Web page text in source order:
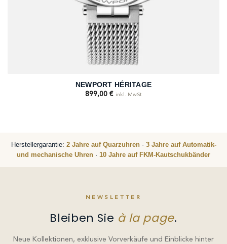
NEWPORT HÉRITAGE
899,00 € inkl. MwSt
Herstellergarantie: 2 Jahre auf Quarzuhren· 3 Jahre auf Automatik-
und mechanische Uhren · 10 Jahre auf FKM-Kautschukbänder
NEWSLETTER
Bleiben Sie à la page.
Neue Kollektionen, exklusive Vorverkäufe und Einblicke hinter